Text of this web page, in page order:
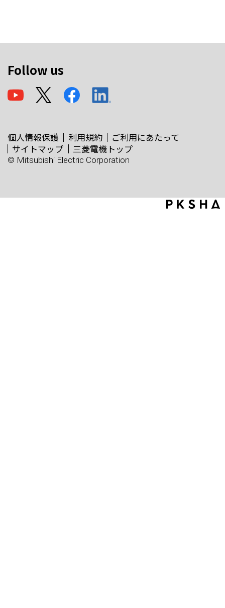
Follow us
個人情報保護 利用規約
ご利用にあたって
サイトマップ
三菱電機トップ
© Mitsubishi Electric Corporation